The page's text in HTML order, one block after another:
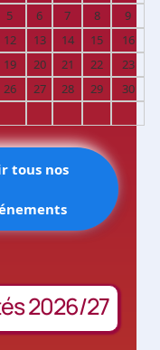
5 6 7 8
9
12 13 14 15
16
19 20 21 22
23
26 27 28 29
30
tous nos
2026/27